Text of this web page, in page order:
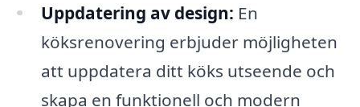
Uppdatering av design: En
köksrenovering erbjuder möjligheten
att uppdatera ditt köks utseende och
skapa en funktionell och modern